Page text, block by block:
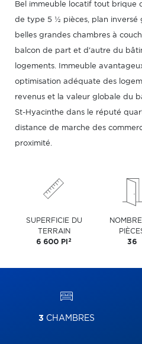
Bel immeuble locatif tout brique
de type 5 ½ pièces, plan inversé
belles grandes chambres à
balcon de part et d'autre du
logements. Immeuble
optimisation adéquate des
revenus et la valeur globale du
St-Hyacinthe dans le réputé
distance de marche des
proximité.
SUPERFICIE DU
TERRAIN
6 600 PI 2
36
3 CHAMBRES